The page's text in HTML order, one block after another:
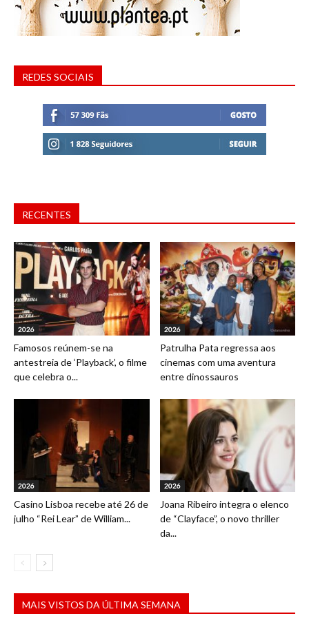
REDES SOCIAIS
RECENTES
2026
Famosos reúnem-se na
antestreia de ‘Playback’, o filme
que celebra o...
2026
Patrulha Pata regressa aos
cinemas com uma aventura
entre dinossauros
2026
Casino Lisboa recebe até 26 de
julho “Rei Lear” de William...
2026
Joana Ribeiro integra o elenco
de “Clayface”, o novo thriller
da...
MAIS VISTOS DA ÚLTIMA SEMANA